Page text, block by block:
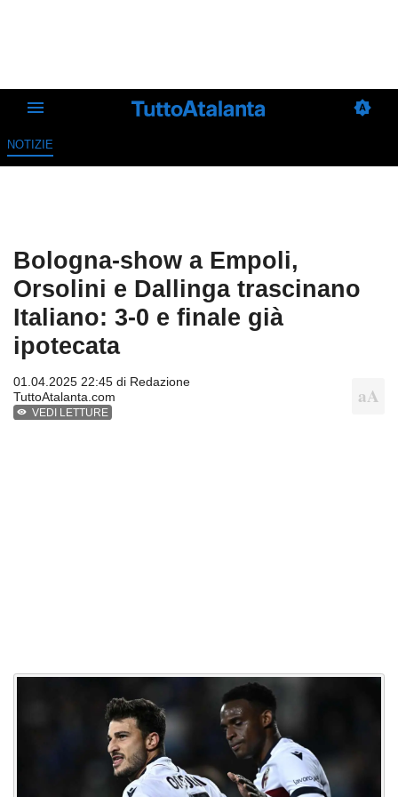
NOTIZIE
Bologna-show a Empoli,
Orsolini e Dallinga trascinano
Italiano: 3-0 e finale già
ipotecata
01.04.2025 22:45 di Redazione
TuttoAtalanta.com
VEDI LETTURE